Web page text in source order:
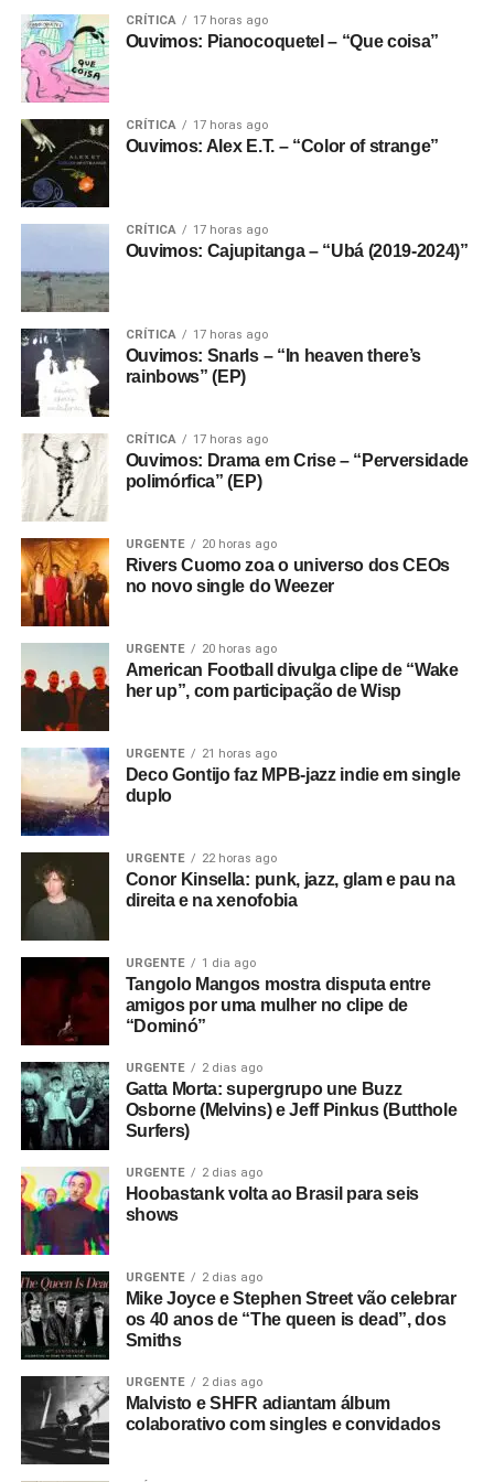
Jefferson, acompanha o clima contemplativo da faixa. A
produção reúne imagens de duas cidades e diferentes
perspectivas em uma narrativa visual construída com
efeitos práticos e recursos tecnológicos.
“Este vídeo foi realmente um esforço colaborativo.
Queríamos criar uma abordagem visual que parecesse ao
mesmo tempo cinematográfica e experimental, usando
tecnologia e efeitos práticos para produzir algo que o
público ainda não tivesse visto. O resultado é uma
linguagem visual que mistura duas cidades, duas
perspectivas e múltiplas camadas de movimento em um
único quadro”, diz Ty Evans.
E tá aí o clipe.
Gostou do texto? Seu apoio mantém o Pop
Fantasma funcionando todo dia.Apoie aqui.
E se ainda não assinou, dá tempo:
mail.
CRÍTICA 17 horas ago
Ouvimos: Pianocoquetel – “Que coisa”
CRÍTICA 17 horas ago
Ouvimos: Alex E.T. – “Color of strange”
CRÍTICA 17 horas ago
Ouvimos: Cajupitanga – “Ubá (2019-2024)”
CRÍTICA 17 horas ago
Ouvimos: Snarls – “In heaven there’s
rainbows” (EP)
CRÍTICA 17 horas ago
Ouvimos: Drama em Crise – “Perversidade
polimórfica” (EP)
URGENTE 20 horas ago
Rivers Cuomo zoa o universo dos CEOs
no novo single do Weezer
URGENTE 20 horas ago
American Football divulga clipe de “Wake
her up”, com participação de Wisp
URGENTE 21 horas ago
Deco Gontijo faz MPB-jazz indie em single
duplo
URGENTE 22 horas ago
Conor Kinsella: punk, jazz, glam e pau na
direita e na xenofobia
URGENTE 1 dia ago
Tangolo Mangos mostra disputa entre
amigos por uma mulher no clipe de
“Dominó”
URGENTE 2 dias ago
Gatta Morta: supergrupo une Buzz
Osborne (Melvins) e Jeff Pinkus (Butthole
Surfers)
URGENTE 2 dias ago
Hoobastank volta ao Brasil para seis
shows
URGENTE 2 dias ago
Mike Joyce e Stephen Street vão celebrar
os 40 anos de “The queen is dead”, dos
Smiths
URGENTE 2 dias ago
Malvisto e SHFR adiantam álbum
colaborativo com singles e convidados